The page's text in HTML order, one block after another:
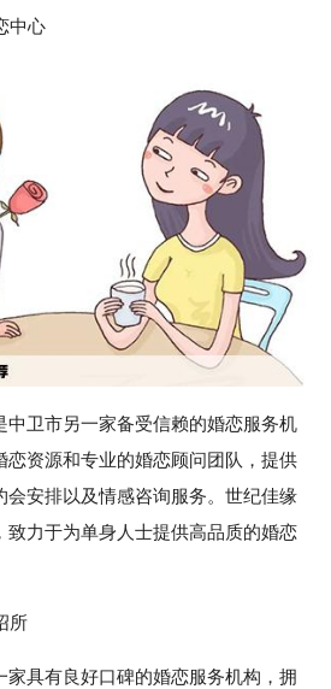
中心
中卫市另一家备受信赖的婚恋服务机
恋资源和专业的婚恋顾问团队，提供
会安排以及情感咨询服务。世纪佳缘
致力于为单身人士提供高品质的婚恋
所
家具有良好口碑的婚恋服务机构，拥